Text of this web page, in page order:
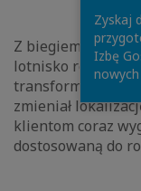
Z biegiem lat i
lotnisko
transformacje.
zmieniał
klientom coraz
dostosowaną do
Zyskaj
Izbę